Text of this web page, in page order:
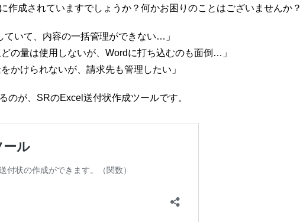
作成されていますでしょうか？何かお困りのことはございませんか
いて、内容の一括管理ができない…」
の量は使用しないが、Wordに打ち込むのも面倒…」
かけられないが、請求先も管理したい」
のが、SRのExcel送付状作成ツールです。